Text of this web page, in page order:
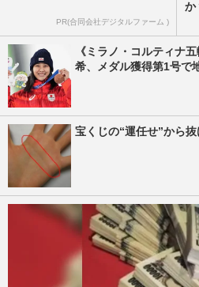
PR(合同会社デジタルファーム )
か
《ミラノ・コルティナ
希、メダル獲得第1号で
宝くじの“運任せ”から